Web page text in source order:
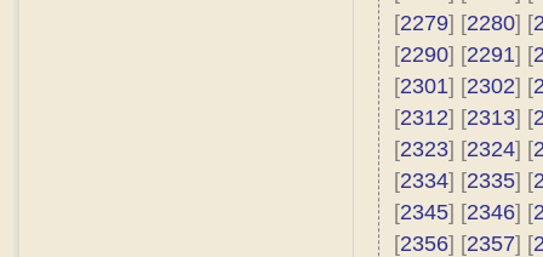
[2279] [2280] [
[2290] [2291] [
[2301] [2302] [
[2312] [2313] [
[2323] [2324] [
[2334] [2335] [
[2345] [2346] [
[2356] [2357] [